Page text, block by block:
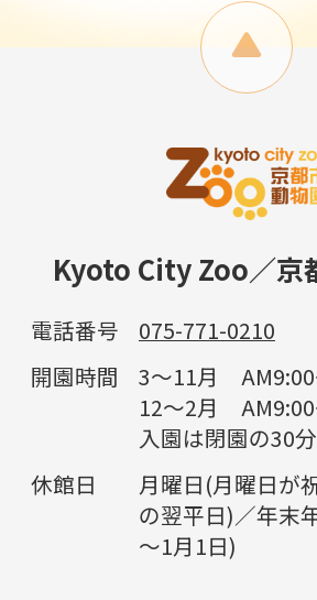
Kyoto City Zoo／京
電話番号
075-771-0210
開園時間
3～11月 AM9:00
12～2月 AM9:00
入園は閉園の30
休館日
月曜日(月曜日が
の翌平日)／年末
～1月1日)